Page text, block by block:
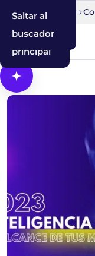
Saltar al
contenido
principal
Saltar a la
navegación
Saltar al
buscador
30 minutos
Abrir Cosmos, el